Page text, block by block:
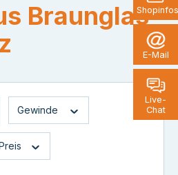
E-Mail
Live-
Chat
Braunglas
Gewinde